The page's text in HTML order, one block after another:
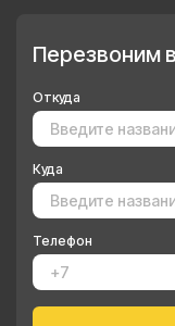
Перезвоним
Откуда
Куда
Телефон